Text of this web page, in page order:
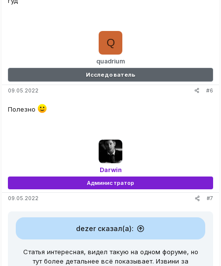
я буду использовать для записи и чтения
окна!"
, (LPVOID)addr, &data, sizeof(nmon), 0);
Адресе: "
LPVOID)addr, &data, sizeof(nmon), 0);
quadrium
Q
Исследователь
09.05.2022 #6
Полезно
Darwin
Администратор
09.05.2022 #7
dezer сказал(а):
Статья интересная, видел такую на одном форуме, но
тут более детальнее всё показывает. Извини за